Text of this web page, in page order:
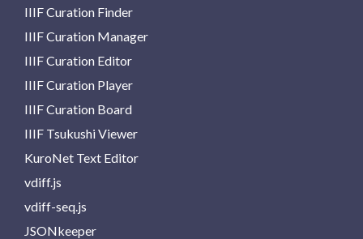
IIIF Curation Finder
IIIF Curation Manager
IIIF Curation Editor
IIIF Curation Player
IIIF Curation Board
IIIF Tsukushi Viewer
KuroNet Text Editor
vdiff.js
vdiff-seq.js
JSONkeeper